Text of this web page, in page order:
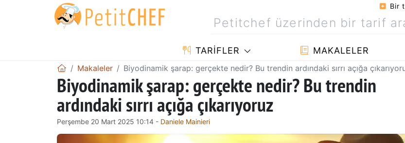
Bir
TARIFLER MAKALELER
Makaleler Biyodinamik şarap: gerçekte nedir? Bu trendin ardındaki sırrı açığa
Biyodinamik şarap: gerçekte nedir? Bu trendin
ardındaki sırrı açığa çıkarıyoruz
Perşembe 20 Mart 2025 10:14 - Daniele Mainieri